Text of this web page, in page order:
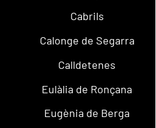
Cabrils
Calonge de Segarra
Calldetenes
Eulàlia de Ronçana
Eugènia de Berga